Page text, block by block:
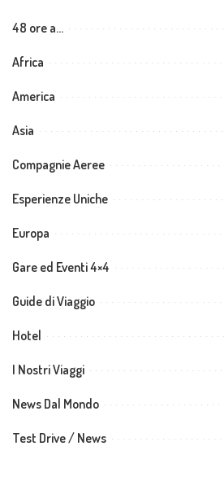
48 ore a…
Africa
America
Asia
Compagnie Aeree
Esperienze Uniche
Europa
Gare ed Eventi 4×4
Guide di Viaggio
Hotel
I Nostri Viaggi
News Dal Mondo
Test Drive / News